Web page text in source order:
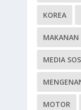
KOREA
MAKANAN
MEDIA
MOTOR